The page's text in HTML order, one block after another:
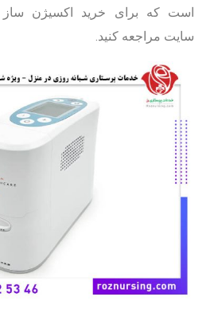
است که برای خرید اکسیژن ساز
سایت مراجعه کنید.